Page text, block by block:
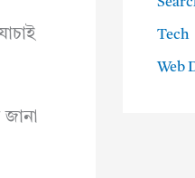
জানা
Tech
Web